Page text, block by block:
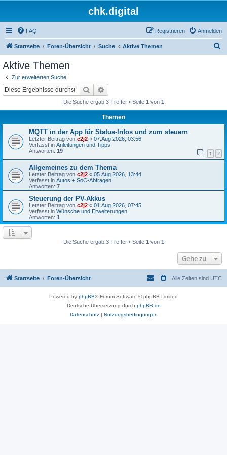
chk.digital
FAQ Anmelden
Registrieren
Startseite Foren-Übersicht Suche Aktive Themen
Aktive Themen
Zur erweiterten Suche
Suche
Die Suche ergab 3 Treffer • Seite 1 von 1
Themen
MQTT in der App für Status-Infos und zum steuern
Letzter Beitrag von c2j2 « 07.Aug 2026, 03:56
Verfasst in Anleitungen und Tipps
Antworten: 19 1 2
Allgemeines zu dem Thema
Letzter Beitrag von c2j2 « 05.Aug 2026, 13:44
Verfasst in Autos + SoC-Abfragen
Antworten: 7
Steuerung der PV-Akkus
Letzter Beitrag von c2j2 « 01.Aug 2026, 07:45
Verfasst in Wünsche und Erweiterungen
Antworten: 1
Die Suche ergab 3 Treffer • Seite 1 von 1
Gehe zu
Startseite Foren-Übersicht Alle Zeiten sind UTC
Powered by phpBB® Forum Software © phpBB Limited
Deutsche Übersetzung durch phpBB.de
Datenschutz| Nutzungsbedingungen